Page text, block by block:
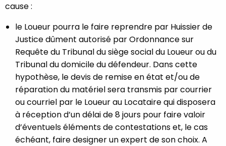
cause :
le Loueur pourra le faire reprendre par Huissier de
Justice dûment autorisé par Ordonnance sur
Requête du Tribunal du siège social du Loueur ou du
Tribunal du domicile du défendeur. Dans cette
hypothèse, le devis de remise en état et/ou de
réparation du matériel sera transmis par courrier
ou courriel par le Loueur au Locataire qui disposera
à réception d’un délai de 8 jours pour faire valoir
d’éventuels éléments de contestations et, le cas
échéant, faire designer un expert de son choix. A